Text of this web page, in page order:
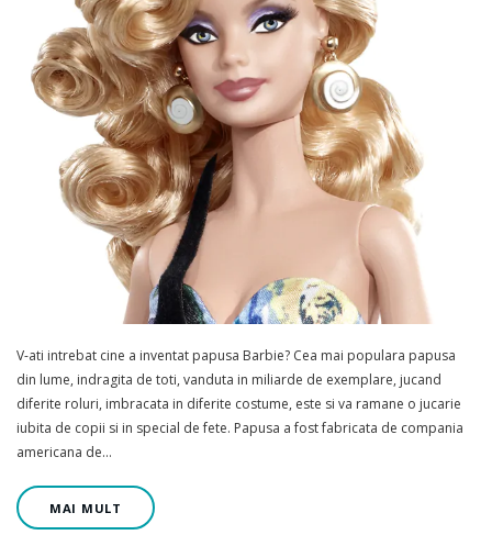
V-ati intrebat cine a inventat papusa Barbie? Cea mai populara papusa
din lume, indragita de toti, vanduta in miliarde de exemplare, jucand
diferite roluri, imbracata in diferite costume, este si va ramane o jucarie
iubita de copii si in special de fete. Papusa a fost fabricata de compania
americana de…
MAI MULT